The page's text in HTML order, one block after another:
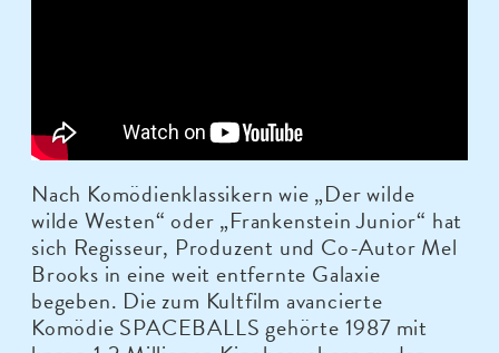
Nach Komödienklassikern wie „Der wilde
wilde Westen“ oder „Frankenstein Junior“ hat
sich Regisseur, Produzent und Co-Autor Mel
Brooks in eine weit entfernte Galaxie
begeben. Die zum Kultfilm avancierte
Komödie SPACEBALLS gehörte 1987 mit